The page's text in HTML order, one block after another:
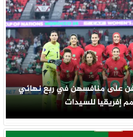
على منافسهن في ربع نهائي
إفريقيا للسيدات